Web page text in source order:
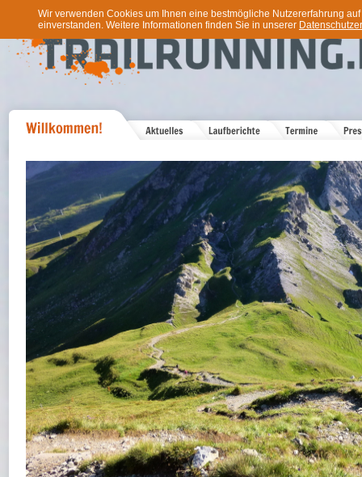
Wir verwenden Cookies um Ihnen eine bestmögliche Nutzererfahrung
einverstanden. Weitere Informationen finden Sie in unserer